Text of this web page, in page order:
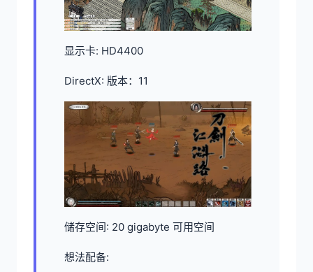
显示卡: HD4400
DirectX: 版本：11
储存空间: 20 gigabyte 可用空间
想法配备: